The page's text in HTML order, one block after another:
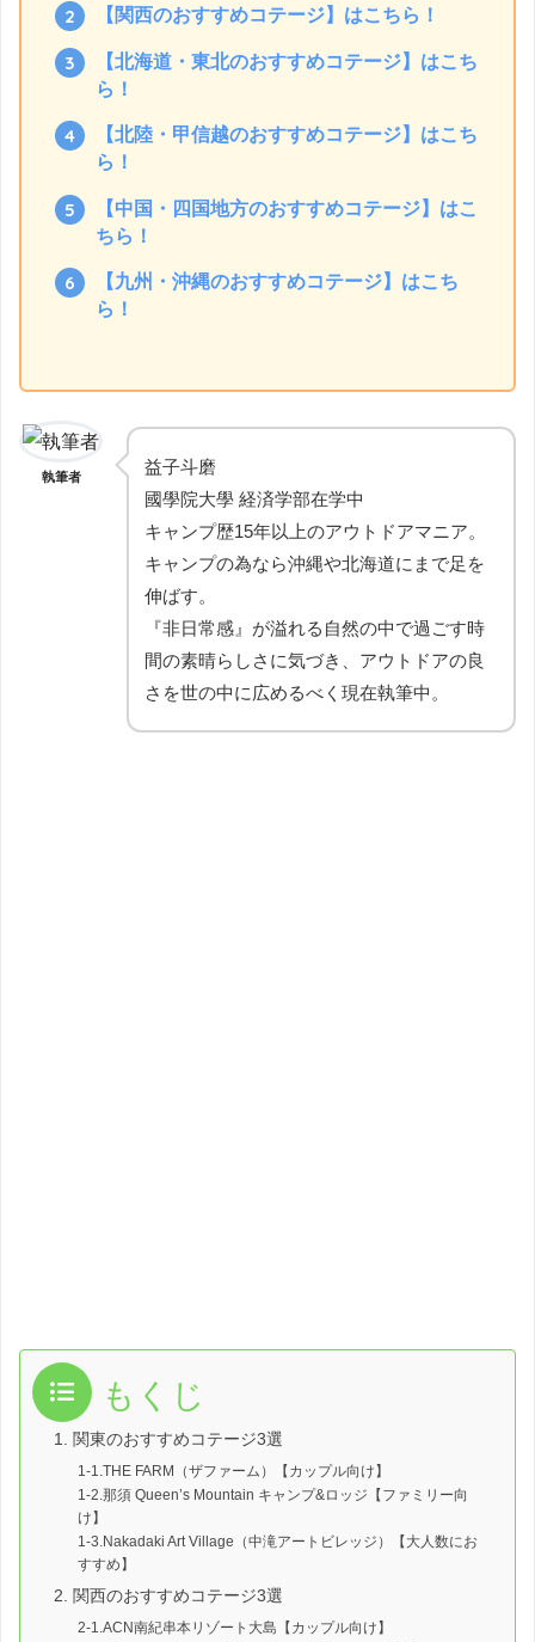
【関西のおすすめコテージ】はこちら！
【北海道・東北のおすすめコテージ】はこち
ら！
【北陸・甲信越のおすすめコテージ】はこち
ら！
【中国・四国地方のおすすめコテージ】はこ
ちら！
【九州・沖縄のおすすめコテージ】はこち
ら！
執筆者
益子斗磨
國學院大學 経済学部在学中
キャンプ歴15年以上のアウトドアマニア。
キャンプの為なら沖縄や北海道にまで足を
伸ばす。
『非日常感』が溢れる自然の中で過ごす時
間の素晴らしさに気づき、アウトドアの良
さを世の中に広めるべく現在執筆中。
もくじ
1. 関東のおすすめコテージ3選
1-1.THE FARM（ザファーム）【カップル向け】
1-2.那須 Queen’s Mountain キャンプ&ロッジ【ファミリー向
け】
1-3.Nakadaki Art Village（中滝アートビレッジ）【大人数にお
すすめ】
2. 関西のおすすめコテージ3選
2-1.ACN南紀串本リゾート大島【カップル向け】